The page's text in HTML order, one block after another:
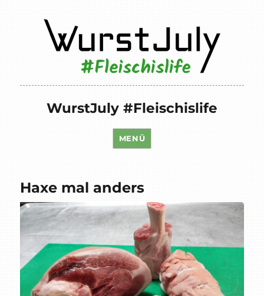
WurstJuly #Fleischislife
MENÜ
Haxe mal anders